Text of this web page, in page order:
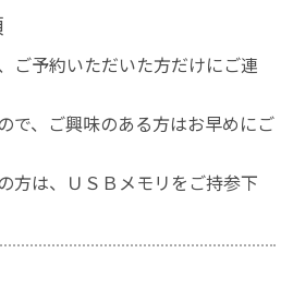
ご予約いただいた方だけにご連
で、ご興味のある方はお早めにご
方は、ＵＳＢメモリをご持参下